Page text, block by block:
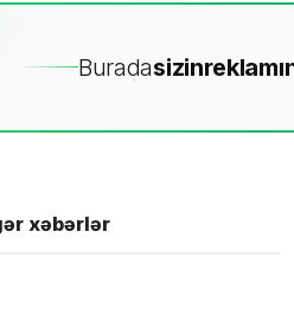
Buradasizin
xəbərlər